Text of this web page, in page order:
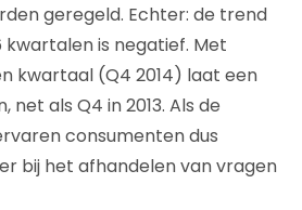
geregeld. Echter: de trend
is negatief. Met
kwartaal (Q4 2014) laat een
net als Q4 in 2013. Als de
consumenten dus
bij het afhandelen van vragen